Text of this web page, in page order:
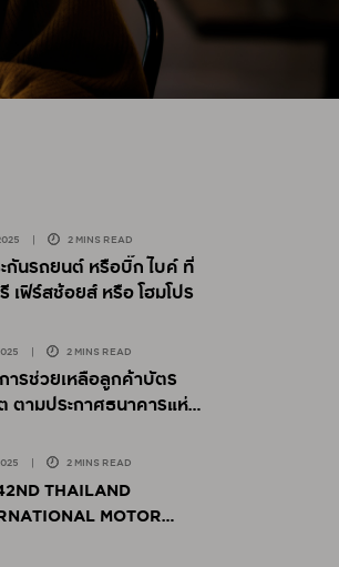
| 2 MINS READ
กันรถยนต์ หรือบิ๊ก ไบค์ ที่
เฟิร์สช้อยส์ หรือ โฮมโปร
| 2 MINS READ
ารช่วยเหลือลูกค้าบัตร
ตามประกาศธนาคารแห่ง
2 MINS READ
THAILAND
MOTOR